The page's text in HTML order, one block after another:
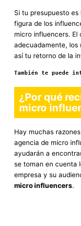
Si tu presupuesto
figura de los
micro influencers.
adecuadamente, los
así tu retorno de la
También te puede
¿Por qué
micro
Hay muchas
agencia de micro
ayudarán a
se toman en cuenta
empresa y su
micro influencers.